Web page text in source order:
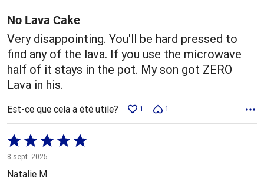
No Lava Cake
Very disappointing. You'll be hard pressed to
find any of the lava. If you use the microwave
half of it stays in the pot. My son got ZERO
Lava in his.
Est-ce que cela a été utile? 1 1
Coté
5 sur
5
8 sept. 2025
Natalie M.